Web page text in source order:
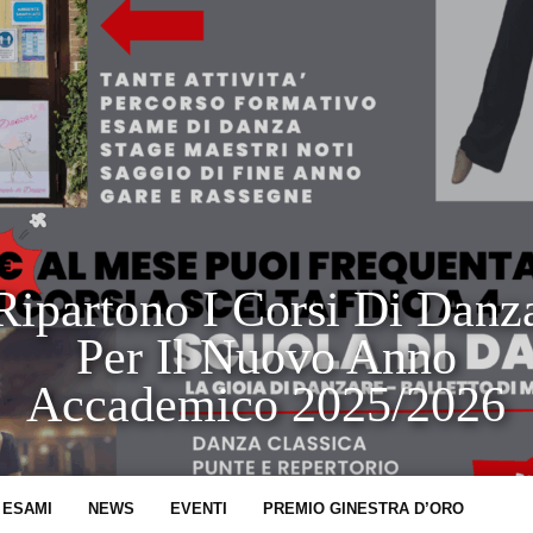
I Corsi Di
Per Il Nuovo Anno
Accademico 2025/2026
DI MARCELLINA SCUOLA DI DANZA DAL 1997 LA
PER...
NEWS EVENTI PREMIO GINESTRA D’ORO